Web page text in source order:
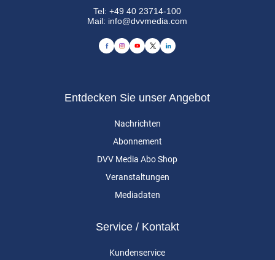
Tel:+49 40 23714-100
Mail: info@dvvmedia.com
Entdecken Sie unser Angebot
Nachrichten
Abonnement
DVV Media Abo Shop
Veranstaltungen
Mediadaten
Service / Kontakt
Kundenservice